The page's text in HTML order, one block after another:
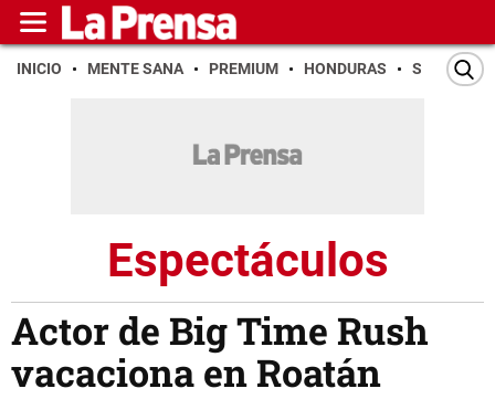
INICIO MENTE SANA PREMIUM HONDURAS SAN PEDRO
Espectáculos
Actor de Big Time Rush
vacaciona en Roatán